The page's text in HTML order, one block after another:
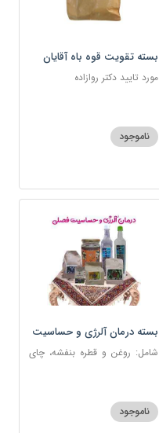
بسته تقویت قوه باه آقایان
مورد تایید دکتر روازاده
ناموجود
بسته درمان آلرژی و حساسیت
فصلی
شامل: روغن و قطره بنفشه، چای
عنبرنسارا، عسل 3 ستاره
ناموجود